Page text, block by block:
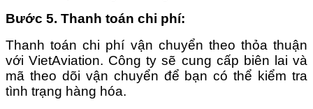
Bước 5. Thanh toán chi phí:
Thanh toán chi phí vận chuyển theo thỏa thuận
với VietAviation. Công ty sẽ cung cấp biên lai và
mã theo dõi vận chuyển để bạn có thể kiểm tra
tình trạng hàng hóa.